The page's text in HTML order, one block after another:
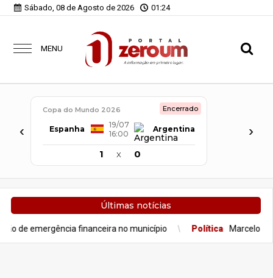
Sábado, 08 de Agosto de 2026 01:24
MENU
‹
Copa do Mundo 2026 Encerrado
Espanha
19/07
16:00
Argentina
1 x 0
›
Últimas notícias
no município Política Marcelo Aro rompe com